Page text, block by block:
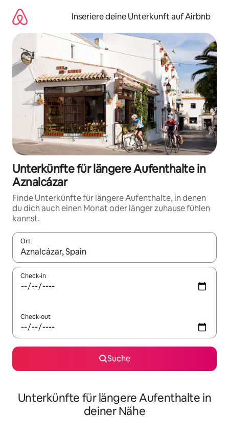
Inhalten
springen
Inseriere deine Unterkunft auf Airbnb
Unterkünfte für längere Aufenthalte in
Aznalcázar
Finde Unterkünfte für längere Aufenthalte, in denen
du dich auch einen Monat oder länger zuhause fühlen
kannst.
Ort
Wenn Ergebnisse verfügbar sind, navigiere mit den
Check-in
Check-out
Suche
Unterkünfte für längere Aufenthalte in
deiner Nähe